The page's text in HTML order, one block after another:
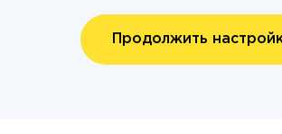
Продолжить